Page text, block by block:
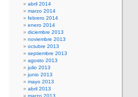
abril 2014
marzo 2014
febrero 2014
enero 2014
diciembre 2013
noviembre 2013
octubre 2013
septiembre 2013
agosto 2013
julio 2013
junio 2013
mayo 2013
abril 2013
marzo 2013